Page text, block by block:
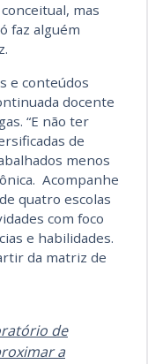
mas
faz alguém
e conteúdos
docente
“E não ter
de
menos
Acompanhe
quatro escolas
com foco
e habilidades.
da matriz de
de
a